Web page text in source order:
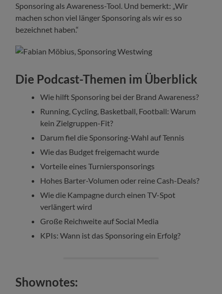
Sponsoring als Awareness-Tool. Und bemerkt: „Wir
machen schon viel länger Sponsoring als wir es so
bezeichnet haben.“
Die Podcast-Themen im Überblick
Wie hilft Sponsoring bei der Brand Awareness?
Running, Cycling, Basketball, Football: Warum
kein Zielgruppen-Fit?
Darum fiel die Sponsoring-Wahl auf Tennis
Wie das Budget freigemacht wurde
Vorteile eines Turniersponsorings
Hohes Barter-Volumen oder reine Cash-Deals?
Wie die Kampagne durch einen TV-Spot
verlängert wird
Große Reichweite auf Social Media
KPIs: Wann ist das Sponsoring ein Erfolg?
Shownotes: